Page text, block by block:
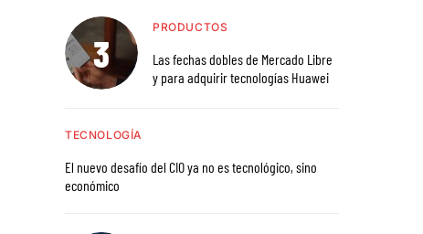
PRODUCTOS
Las fechas dobles de Mercado Libre
y para adquirir tecnologías Huawei
TECNOLOGÍA
El nuevo desafío del CIO ya no es tecnológico, sino
económico